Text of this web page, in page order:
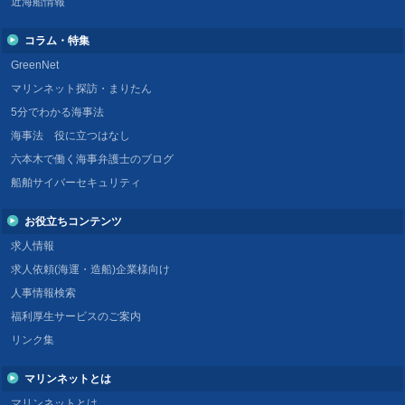
コラム・特集
GreenNet
マリンネット探訪・まりたん
5分でわかる海事法
海事法 役に立つはなし
六本木で働く海事弁護士のブログ
船舶サイバーセキュリティ
お役立ちコンテンツ
求人情報
求人依頼(海運・造船)企業様向け
人事情報検索
福利厚生サービスのご案内
リンク集
マリンネットとは